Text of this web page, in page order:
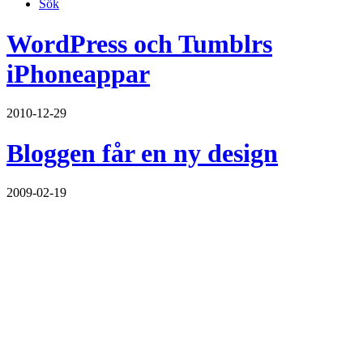
Sök
WordPress och Tumblrs
iPhoneappar
2010-12-29
Bloggen får en ny design
2009-02-19